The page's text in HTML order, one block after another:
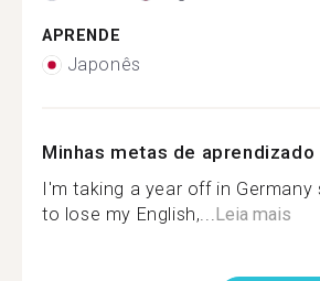
APRENDE
Japonês
Minhas metas de aprendizado
I'm taking a year off in
to lose my English,...Leia mais